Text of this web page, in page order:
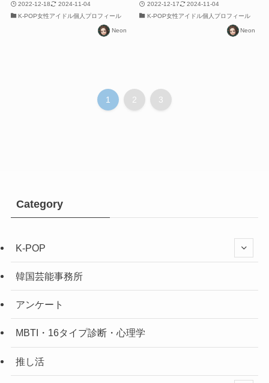
2022-12-18
2024-11-04
K-POP女性アイドル個人プロフィール
Neon
2022-12-17
2024-11-04
K-POP女性アイドル個人プロフィール
Neon
1 2 3
Category
K-POP
韓国芸能事務所
アンケート
MBTI・16タイプ診断・心理学
推し活